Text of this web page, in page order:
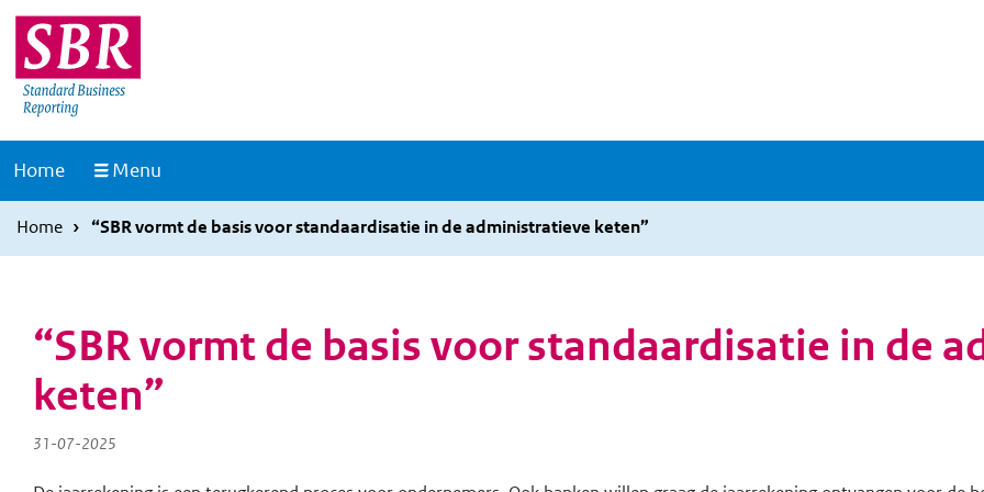
Overslaan
en
naar
Overslaan
en
naar
homepage
Home Menu
Home “SBR vormt de basis voor standaardisatie in de administratieve keten”
“SBR vormt de basis voor standaardisatie in de
keten”
31-07-2025